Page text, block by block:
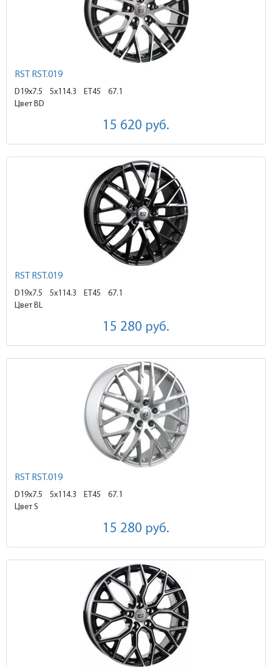
RST RST.019
D19x7.5 5x114.3 ET45
67.1
Цвет BD
15 620 руб.
RST RST.019
D19x7.5 5x114.3 ET45
67.1
Цвет BL
15 280 руб.
RST RST.019
D19x7.5 5x114.3 ET45
67.1
Цвет S
15 280 руб.